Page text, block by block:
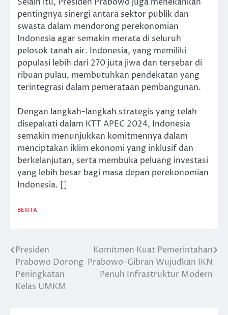
pentingnya sinergi antara sektor publik dan
swasta dalam mendorong perekonomian
Indonesia agar semakin merata di seluruh
pelosok tanah air. Indonesia, yang memiliki
populasi lebih dari 270 juta jiwa dan tersebar di
ribuan pulau, membutuhkan pendekatan yang
terintegrasi dalam pemerataan pembangunan.
Dengan langkah-langkah strategis yang telah
disepakati dalam KTT APEC 2024, Indonesia
semakin menunjukkan komitmennya dalam
menciptakan iklim ekonomi yang inklusif dan
berkelanjutan, serta membuka peluang investasi
yang lebih besar bagi masa depan perekonomian
Indonesia. []
BERITA
Post
navigation
Presiden
Prabowo Dorong
Peningkatan
Kelas UMKM
Komitmen Kuat Pemerintahan
Prabowo-Gibran Wujudkan IKN
Penuh Infrastruktur Modern